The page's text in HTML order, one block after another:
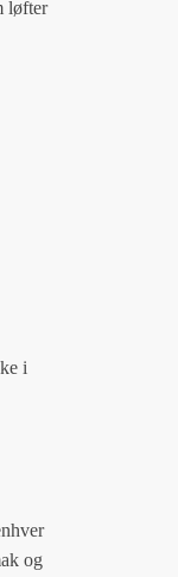
løfter
i
og